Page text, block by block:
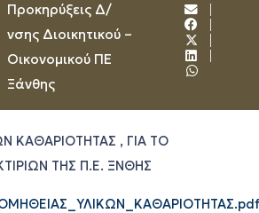
Προκηρύξεις Δ/
νσης Διοικητικού –
Οικονομικού ΠΕ
Ξάνθης
ΚΑΘΑΡΙΟΤΗΤΑΣ , ΓΙΑ ΤΟ
ΤΗΣ Π.Ε. ΞΝΘΗΣ